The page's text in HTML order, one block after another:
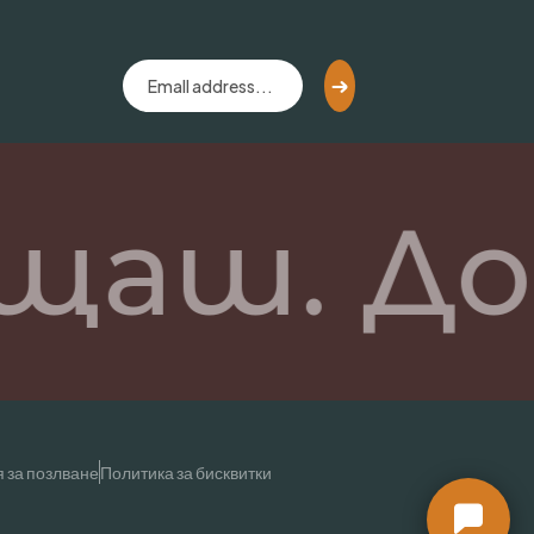
за позлванеПолитика за бисквитки